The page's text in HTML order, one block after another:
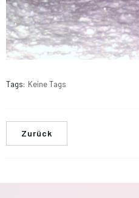
Tags: Keine Tags
Zurück